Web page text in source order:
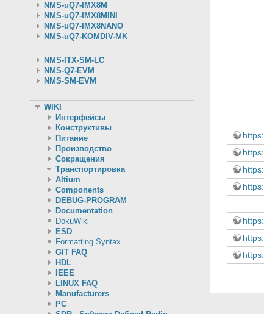
NMS-uQ7-IMX8M
NMS-uQ7-IMX8MINI
NMS-uQ7-IMX8NANO
NMS-uQ7-KOMDIV-MK
NMS-ITX-SM-LC
NMS-Q7-EVM
NMS-SM-EVM
WIKI
Интерфейсы
Конструктивы
Питание
Производство
Сокращения
Транспортировка
Altium
Components
DEBUG-PROGRAM
Documentation
DokuWiki
ESD
Formatting Syntax
GIT FAQ
HDL
IEEE
LINUX FAQ
Manufacturers
PC